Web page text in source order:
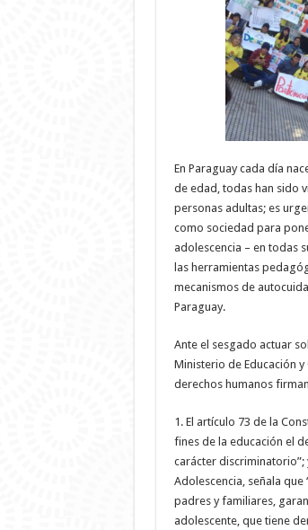
En Paraguay cada día
de edad, todas han sido
personas adultas; es
como sociedad para
adolescencia – en todas
las herramientas
mecanismos de
Paraguay.
Ante el sesgado actuar
Ministerio de Educación y
derechos humanos
1. El artículo 73 de la
fines de la educación el
carácter discriminatorio”;
Adolescencia, señala
padres y familiares,
adolescente, que tiene